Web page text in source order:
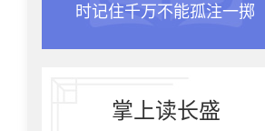
时记住千万不能孤注一掷
掌上读长盛